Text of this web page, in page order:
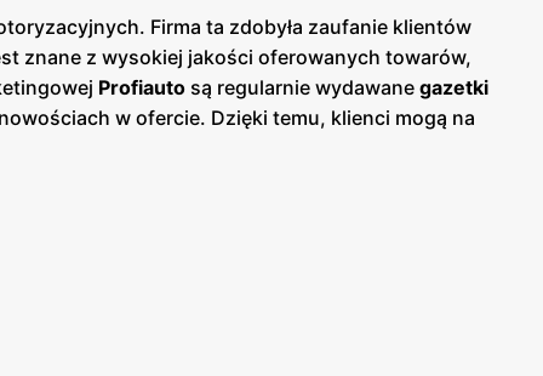
Firma ta zdobyła zaufanie klientów
znane z wysokiej jakości oferowanych towarów,
Profiauto są regularnie wydawane gazetki
w ofercie. Dzięki temu, klienci mogą na
oraz akcesoria motoryzacyjne. Oferta
części. Sieć
odpowiednich produktów. Firma regularnie